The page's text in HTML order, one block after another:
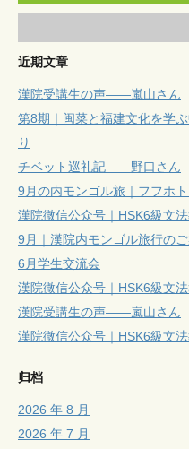
近期文章
漢院受講生の声——嵐山さん
第8期｜闽菜と福建文化を学
り
チベット巡礼記——野口さん
9月の内モンゴル旅｜フフホ
漢院微信公众号｜HSK6級文
9月｜漢院内モンゴル旅行の
6月学生交流会
漢院微信公众号｜HSK6級文
漢院受講生の声——嵐山さん
漢院微信公众号｜HSK6級文
归档
2026 年 8 月
2026 年 7 月